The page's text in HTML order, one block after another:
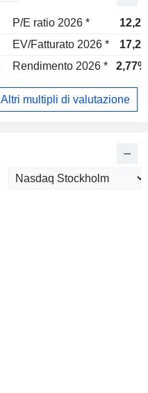
P/E ratio 2026 *
12,2x
EV/Fatturato 2026 *
17,2x
Rendimento 2026 * 2,77%
Altri multipli di valutazione